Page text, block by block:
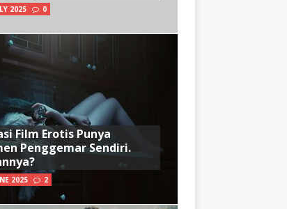
2025 0
Film Erotis Punya
Penggemar Sendiri.
2025 2